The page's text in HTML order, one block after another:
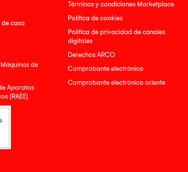
de casa
de
Aparatos
(RAEE)
Términos y condiciones Marketplace
Política de cookies
Política de privacidad de canales
digitales
Derechos ARCO
Comprobante electrónico
Comprobante electrónico oriente